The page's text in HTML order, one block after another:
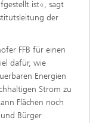
ist«, sagt
der
FFB für einen
dafür, wie
Energien
Strom zu
Flächen noch
Bürger